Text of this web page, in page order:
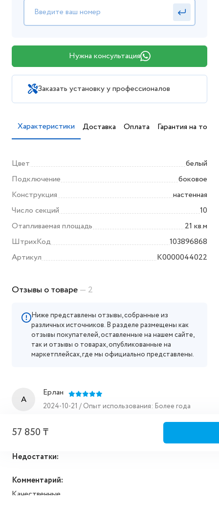
Нужна консультация
Заказать установку у профессионалов
Характеристики Доставка Оплата Гарантия на товар
Цвет
белый
Подключение
боковое
Конструкция
настенная
Число секций
10
Отапливаемая площадь
21 кв.м
ШтрихКод
103896868
Артикул
K0000044022
57 850 ₸
Отзывы о товаре— 2
Ниже представлены отзывы, собранные из
различных источников. В разделе размещены как
отзывы покупателей, оставленные на нашем сайте,
так и отзывы о товарах, опубликованные на
маркетплейсах, где мы официально представлены.
A
Ерлан
2024-10-21 / Опыт использования: Более года
Достоинства:
Недостатки:
Комментарий:
Качественные.